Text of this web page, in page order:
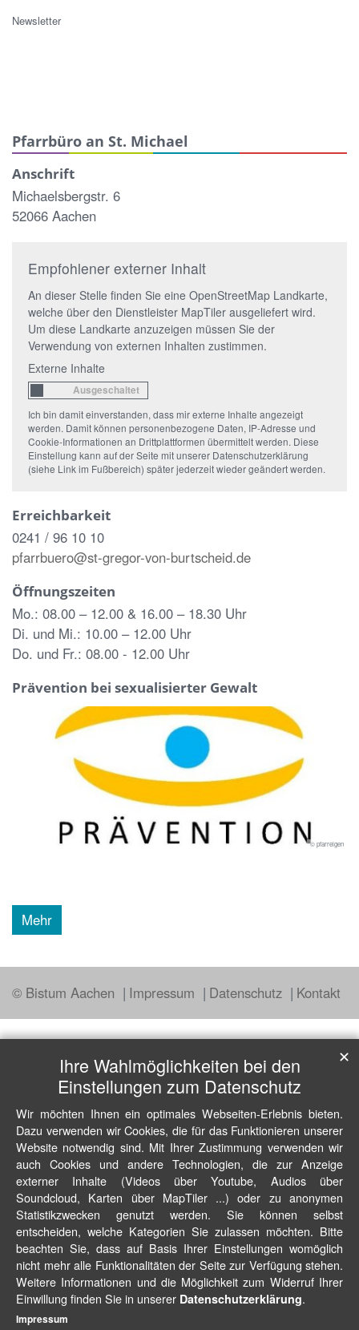
Newsletter
Pfarrbüro an St. Michael
Anschrift
Michaelsbergstr. 6
52066 Aachen
Empfohlener externer Inhalt
An dieser Stelle finden Sie eine OpenStreetMap Landkarte,
welche über den Dienstleister MapTiler ausgeliefert wird.
Um diese Landkarte anzuzeigen müssen Sie der
Verwendung von externen Inhalten zustimmen.
Externe Inhalte
Ich bin damit einverstanden, dass mir externe Inhalte angezeigt
werden. Damit können personenbezogene Daten, IP-Adresse und
Cookie-Informationen an Drittplattformen übermittelt werden. Diese
Einstellung kann auf der Seite mit unserer Datenschutzerklärung
(siehe Link im Fußbereich) später jederzeit wieder geändert werden.
Erreichbarkeit
0241 / 96 10 10
pfarrbuero@st-gregor-von-burtscheid.de
Öffnungszeiten
Mo.: 08.00 – 12.00 & 16.00 – 18.30 Uhr
Di. und Mi.: 10.00 – 12.00 Uhr
Do. und Fr.: 08.00 - 12.00 Uhr
Prävention bei sexualisierter Gewalt
© pfarreigen
Mehr
© Bistum Aachen Impressum Datenschutz Kontakt
Ihre Wahlmöglichkeiten bei den
Einstellungen zum Datenschutz
Wir möchten Ihnen ein optimales Webseiten-Erlebnis bieten.
Dazu verwenden wir Cookies, die für das Funktionieren unserer
Website notwendig sind. Mit Ihrer Zustimmung verwenden wir
auch Cookies und andere Technologien, die zur Anzeige
externer Inhalte (Videos über Youtube, Audios über
Soundcloud, Karten über MapTiler ...) oder zu anonymen
Statistikzwecken genutzt werden. Sie können selbst
entscheiden, welche Kategorien Sie zulassen möchten. Bitte
beachten Sie, dass auf Basis Ihrer Einstellungen womöglich
nicht mehr alle Funktionalitäten der Seite zur Verfügung stehen.
Weitere Informationen und die Möglichkeit zum Widerruf Ihrer
Einwillung finden Sie in unserer Datenschutzerklärung.
✕
Impressum